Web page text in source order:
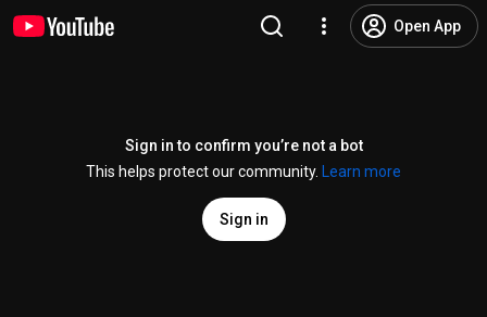
Open App
Sign in to confirm you’re not a bot
This helps protect our community.
Learn more
Sign in